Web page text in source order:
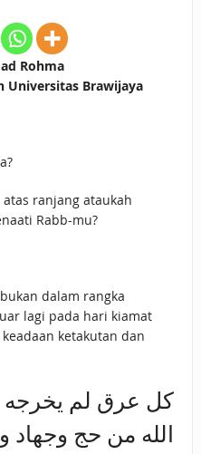
Rohma
Universitas Brawijaya
ranjang ataukah
Rabb-mu?
dalam rangka
lagi pada hari kiamat
ketakutan dan
‌الله من حج وجهاد